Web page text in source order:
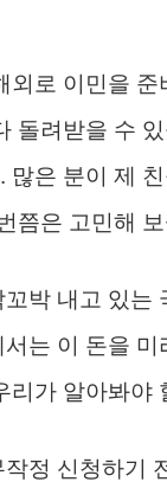
외로 이민을
돌려받을 수
많은 분이 제
쯤은 고민해
꼬박 내고 있는
서는 이 돈을
리가 알아봐야
정 신청하기